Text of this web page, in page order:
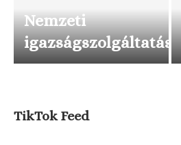
Nemzeti
igazságszolgáltatás
TikTok Feed